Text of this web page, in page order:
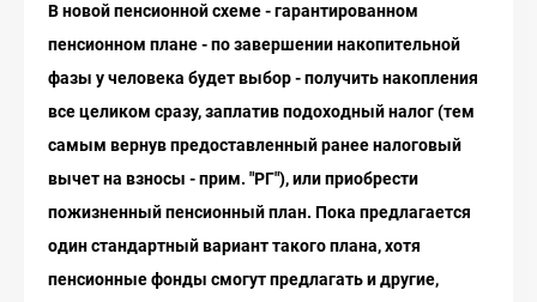
В новой пенсионной схеме - гарантированном
пенсионном плане - по завершении накопительной
фазы у человека будет выбор - получить накопления
все целиком сразу, заплатив подоходный налог (тем
самым вернув предоставленный ранее налоговый
вычет на взносы - прим. "РГ"), или приобрести
пожизненный пенсионный план. Пока предлагается
один стандартный вариант такого плана, хотя
пенсионные фонды смогут предлагать и другие,